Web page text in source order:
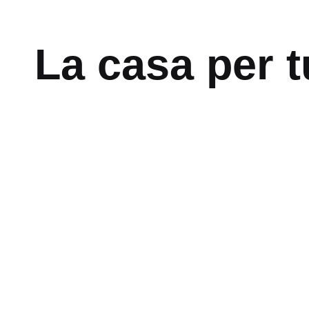
La casa per